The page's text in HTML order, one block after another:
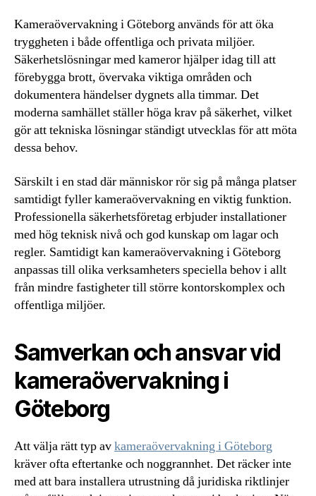
Kameraövervakning i Göteborg används för att öka
tryggheten i både offentliga och privata miljöer.
Säkerhetslösningar med kameror hjälper idag till att
förebygga brott, övervaka viktiga områden och
dokumentera händelser dygnets alla timmar. Det
moderna samhället ställer höga krav på säkerhet, vilket
gör att tekniska lösningar ständigt utvecklas för att möta
dessa behov.
Särskilt i en stad där människor rör sig på många platser
samtidigt fyller kameraövervakning en viktig funktion.
Professionella säkerhetsföretag erbjuder installationer
med hög teknisk nivå och god kunskap om lagar och
regler. Samtidigt kan kameraövervakning i Göteborg
anpassas till olika verksamheters speciella behov i allt
från mindre fastigheter till större kontorskomplex och
offentliga miljöer.
Samverkan och ansvar vid
kameraövervakning i
Göteborg
Att välja rätt typ avkameraövervakning i Göteborg
kräver ofta eftertanke och noggrannhet. Det räcker inte
med att bara installera utrustning då juridiska riktlinjer